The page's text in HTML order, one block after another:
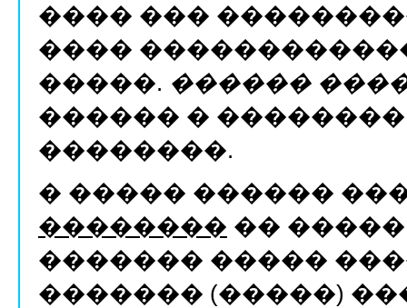
���� ���
����
�����. ������
������ � ��������
��������.
� ����� ������
�������� ��
������� �����
������� (�����)